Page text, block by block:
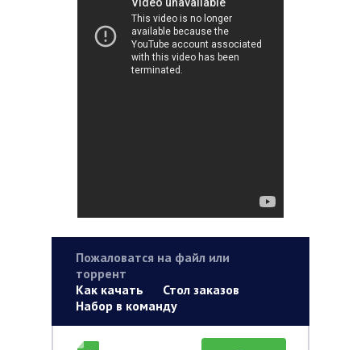
Пожаловатся на файл или
торрент
Как качать
Стол заказов
Набор в команду